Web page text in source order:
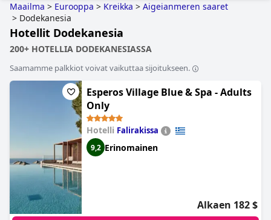
Maailma > Eurooppa > Kreikka > Aigeianmeren saaret
> Dodekanesia
Hotellit Dodekanesia
200+ HOTELLIA DODEKANESIASSA
Saamamme palkkiot voivat vaikuttaa sijoitukseen.
Esperos Village Blue & Spa - Adults
Only
Hotelli Falirakissa
9,2 Erinomainen
Alkaen 182 $